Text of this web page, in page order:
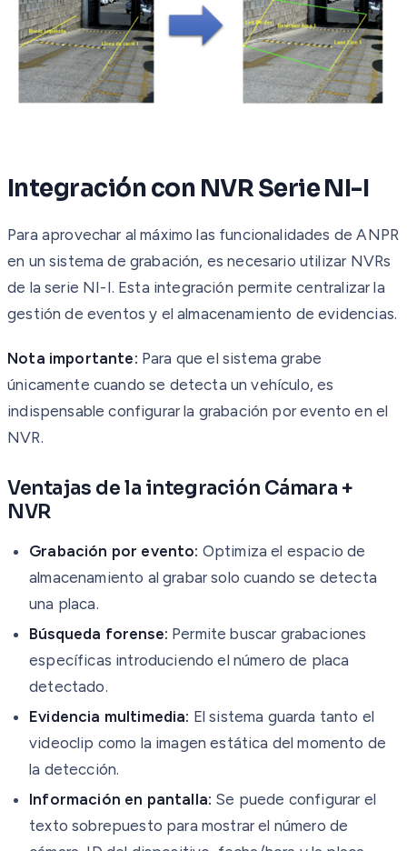
Integración con NVR Serie NI-I
Para aprovechar al máximo las funcionalidades de ANPR
en un sistema de grabación, es necesario utilizar NVRs
de la serie NI-I. Esta integración permite centralizar la
gestión de eventos y el almacenamiento de evidencias.
Nota importante: Para que el sistema grabe
únicamente cuando se detecta un vehículo, es
indispensable configurar la grabación por evento en el
NVR.
Ventajas de la integración Cámara +
NVR
Grabación por evento: Optimiza el espacio de
almacenamiento al grabar solo cuando se detecta
una placa.
Búsqueda forense: Permite buscar grabaciones
específicas introduciendo el número de placa
detectado.
Evidencia multimedia: El sistema guarda tanto el
videoclip como la imagen estática del momento de
la detección.
Información en pantalla: Se puede configurar el
texto sobrepuesto para mostrar el número de